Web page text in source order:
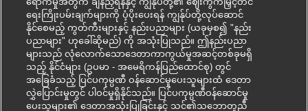
ရေးကြိုးပမ်းချက်များကို ပံ့ပိုးပေးရန် ကျွန်ုပ်တို့လုပ်ဆောင်
နိုင်စေမည့် ကွတ်ကီးများနှင့် နည်းပညာများ (ယခုမှစ၍ "နည်း
ပညာများ" ဟုခေါ်ဆိုမည်) ကို အသုံးပြုသည်။ ဤနည်းပညာ
များသည် လုံလောက်သောဒေတာကာကွယ်မှုအဆင့်တစ်ခုမရှိ
သည့် နိုင်ငံများ (ဥပမာ - အမေရိကန်ပြည်ထောင်စု) တွင်
အခြေခံသည့် ပြင်ပကုမ္ပဏီ ဝန်ဆောင်မှုပေးသူများထံ ဒေတာ
လွှဲပြောင်းမှုတွင် ပါဝင်မှုရှိနိုင်သည်။ ပြင်ပကုမ္ပဏီဝန်ဆောင်မှု
ပေးသူများ၏ ဒေတာအသုံးပြုခြင်းနှင့် သင်၏သဘောတူညီ